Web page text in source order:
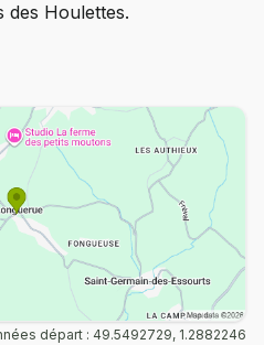
des Houlettes.
départ : 49.5492729, 1.2882246